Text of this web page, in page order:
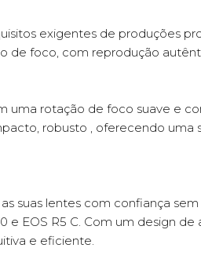
exigentes de produções
de foco, com reprodução
uma rotação de foco suave e
robusto , oferecendo uma
as suas lentes com confiança
e EOS R5 C. Com um design
e eficiente.